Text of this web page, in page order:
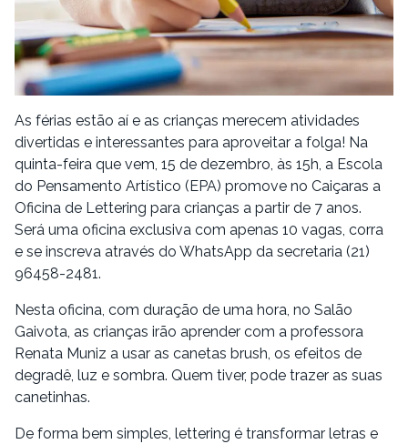
As férias estão aí e as crianças merecem atividades
divertidas e interessantes para aproveitar a folga! Na
quinta-feira que vem, 15 de dezembro, às 15h, a Escola
do Pensamento Artístico (EPA) promove no Caiçaras a
Oficina de Lettering para crianças a partir de 7 anos.
Será uma oficina exclusiva com apenas 10 vagas, corra
e se inscreva através do WhatsApp da secretaria (21)
96458-2481.
Nesta oficina, com duração de uma hora, no Salão
Gaivota, as crianças irão aprender com a professora
Renata Muniz a usar as canetas brush, os efeitos de
degradê, luz e sombra. Quem tiver, pode trazer as suas
canetinhas.
De forma bem simples, lettering é transformar letras e